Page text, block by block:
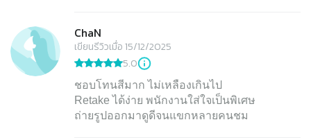
ChaN
เขียนรีวิวเมื่อ 15/12/2025
5.0
ชอบโทนสีมาก ไม่เหลืองเกินไป
Retake ได้ง่าย พนักงานใส่ใจเป็นพิเศษ
ถ่ายรูปออกมาดูดีจนแขกหลายคนชม